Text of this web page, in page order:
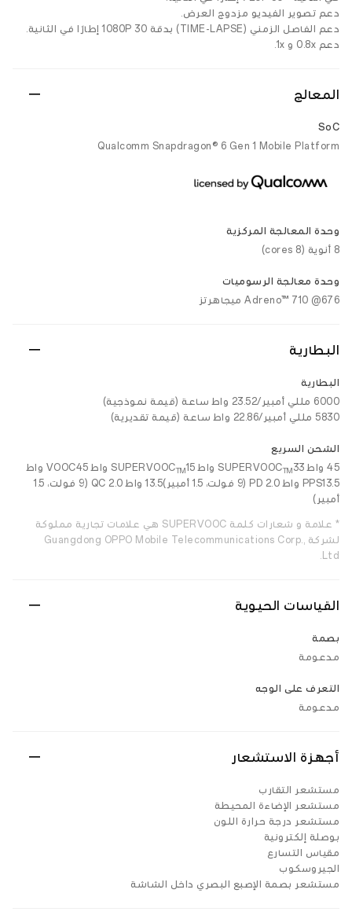
دعم تصوير الفيديو مزدوج العرض.
دعم الفاصل الزمني (TIME-LAPSE) بدقة 1080P 30 إطارًا في الثانية.
دعم 0.8x و 1x.
المعالج
SoC
Qualcomm Snapdragon® 6 Gen 1 Mobile Platform
وحدة المعالجة المركزية
8 أنوية (8 cores)
وحدة معالجة الرسوميات
Adreno™ 710 @676 ميجاهرتز
البطارية
البطارية
6000 مللي أمبير/23.52 واط ساعة (قيمة نموذجية)
5830 مللي أمبير/22.86 واط ساعة (قيمة تقديرية)
الشحن السريع
45 واط SUPERVOOC
TM 33 واط SUPERVOOC TM
15 واط VOOC45 واط
PPS13.5 واط PD 2.0 (9 فولت، 1.5 أمبير)13.5 واط QC 2.0 (9 فولت، 1.5
أمبير)
* علامة و شعارات كلمة SUPERVOOC هي علامات تجارية مملوكة
لشركة Guangdong OPPO Mobile Telecommunications Corp.,
Ltd.
القياسات الحيوية
بصمة
مدعومة
التعرف على الوجه
مدعومة
أجهزة الاستشعار
مستشعر التقارب
مستشعر الإضاءة المحيطة
مستشعر درجة حرارة اللون
بوصلة إلكترونية
مقياس التسارع
الجيروسكوب
مستشعر بصمة الإصبع البصري داخل الشاشة